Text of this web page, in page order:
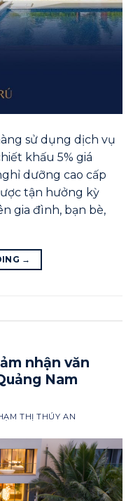
sử dụng dịch vụ
khấu 5% giá
dưỡng cao cấp
tận hưởng kỳ
gia đình, bạn bè,
→
nhận văn
Nam
THỊ THÚY AN